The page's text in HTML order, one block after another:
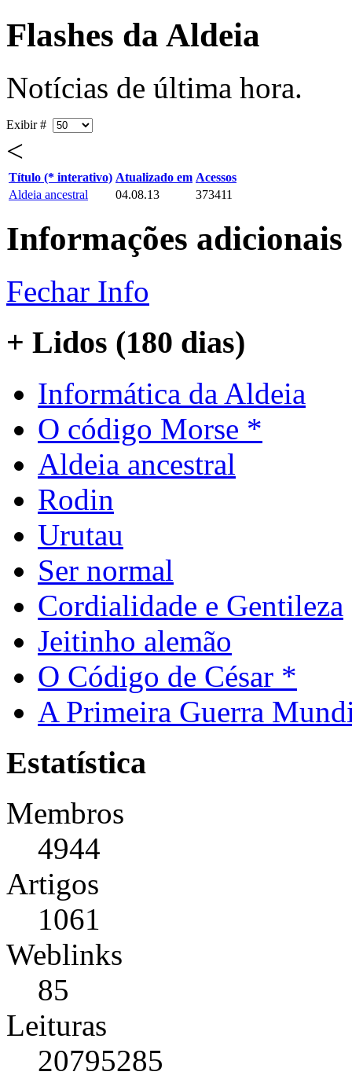
Flashes da Aldeia
Notícias de última hora.
Exibir #
<
Título (* interativo) Atualizado em Acessos
Aldeia ancestral
04.08.13 373411
Informações adicionais
Fechar Info
+ Lidos (180 dias)
Informática da Aldeia
O código Morse *
Aldeia ancestral
Rodin
Urutau
Ser normal
Cordialidade e Gentileza
Jeitinho alemão
O Código de César *
A Primeira Guerra
Estatística
Membros
4944
Artigos
1061
Weblinks
85
Leituras
20795285